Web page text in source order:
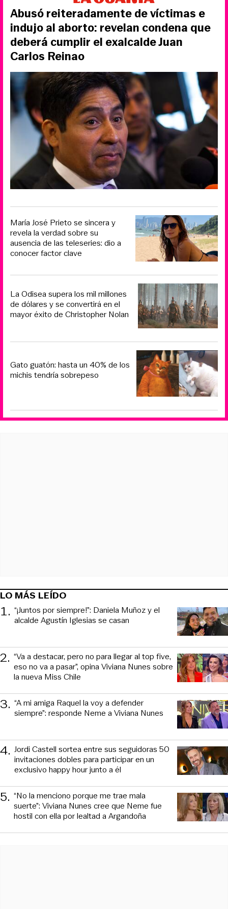
Abusó reiteradamente de víctimas e
indujo al aborto: revelan condena que
deberá cumplir el exalcalde Juan
Carlos Reinao
María José Prieto se sincera y
revela la verdad sobre su
ausencia de las teleseries: dio a
conocer factor clave
La Odisea supera los mil millones
de dólares y se convertirá en el
mayor éxito de Christopher Nolan
Gato guatón: hasta un 40% de los
michis tendría sobrepeso
LO MÁS LEÍDO
1. “¡Juntos por siempre!”: Daniela Muñoz y el
alcalde Agustín Iglesias se casan
2. “Va a destacar, pero no para llegar al top five,
eso no va a pasar”, opina Viviana Nunes sobre
la nueva Miss Chile
3. “A mi amiga Raquel la voy a defender
siempre”: responde Neme a Viviana Nunes
4. Jordi Castell sortea entre sus seguidoras 50
invitaciones dobles para participar en un
exclusivo happy hour junto a él
5. “No la menciono porque me trae mala
suerte”: Viviana Nunes cree que Neme fue
hostil con ella por lealtad a Argandoña